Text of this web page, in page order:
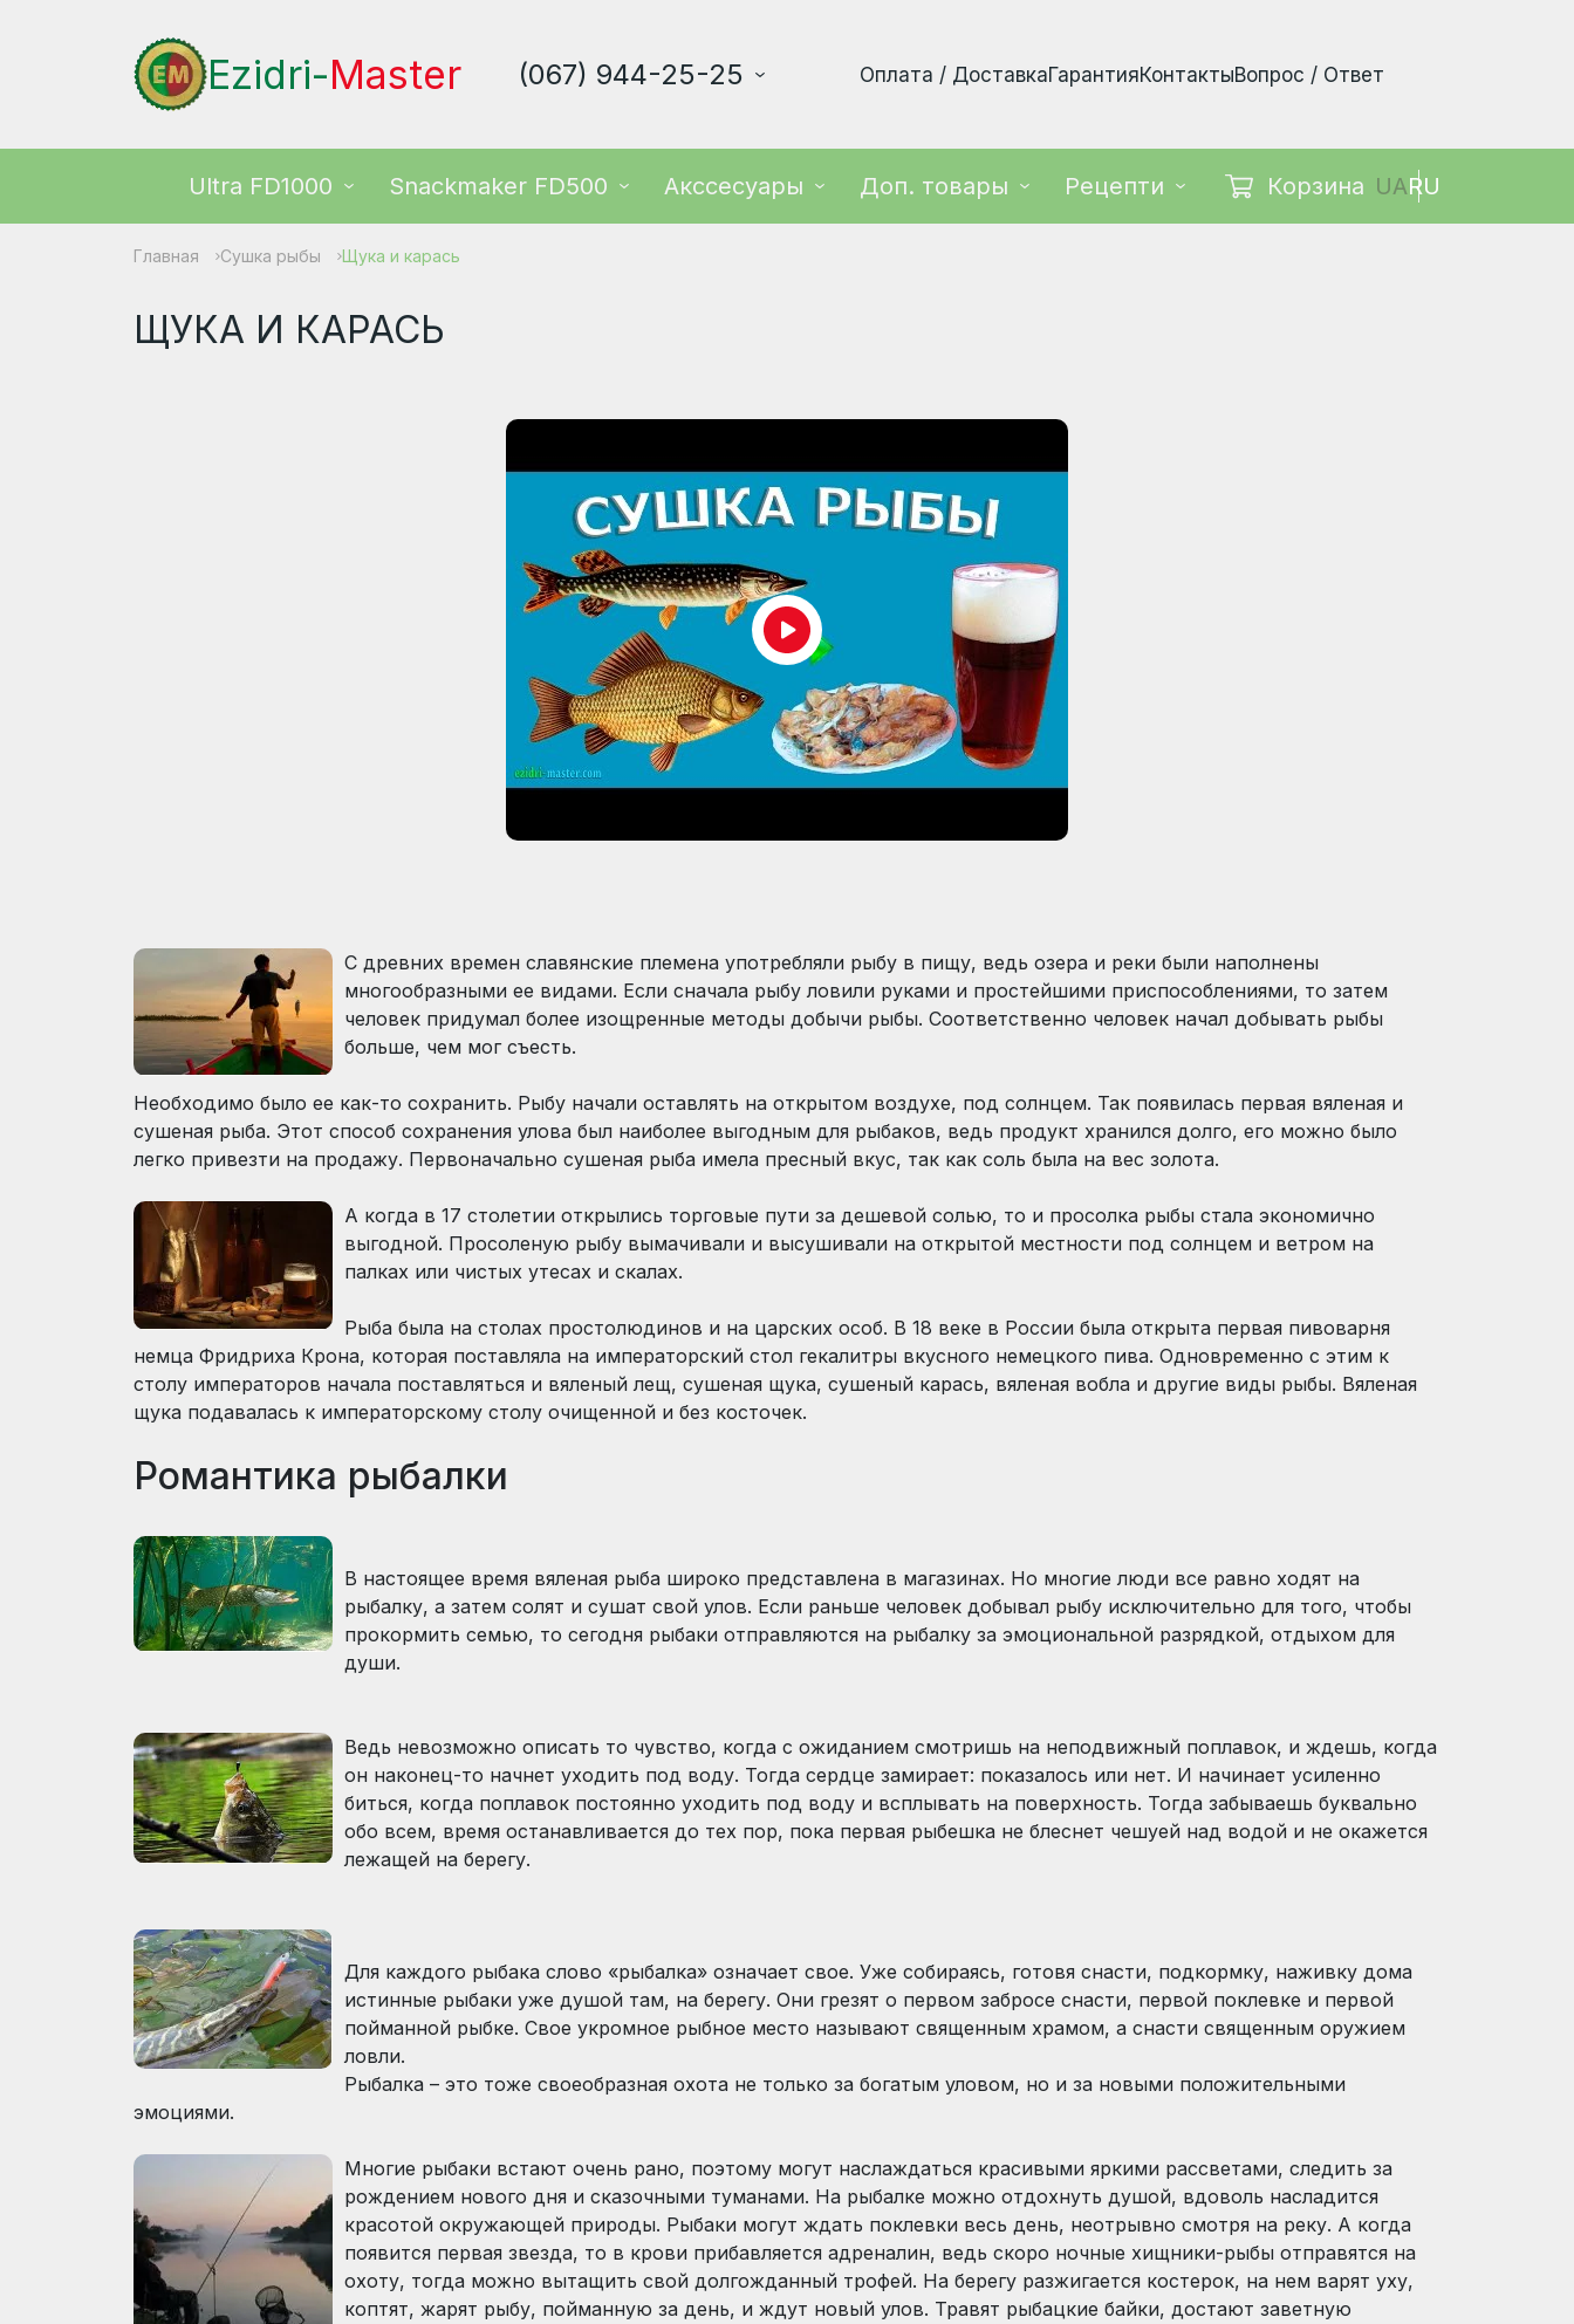
Ezidri-Master (067) 944-25-25 Оплата / ДоставкаГарантияКонтактыВопрос / Ответ
Ultra FD1000 Snackmaker FD500 Акссесуары Доп. товары Рецепти Корзина UARU
Главная Сушка рыбы Щука и карась
ЩУКА И КАРАСЬ
С древних времен славянские племена употребляли рыбу в пищу, ведь озера и реки были наполнены
многообразными ее видами. Если сначала рыбу ловили руками и простейшими приспособлениями, то затем
человек придумал более изощренные методы добычи рыбы. Соответственно человек начал добывать рыбы
больше, чем мог съесть.
Необходимо было ее как-то сохранить. Рыбу начали оставлять на открытом воздухе, под солнцем. Так появилась первая вяленая и
сушеная рыба. Этот способ сохранения улова был наиболее выгодным для рыбаков, ведь продукт хранился долго, его можно было
легко привезти на продажу. Первоначально сушеная рыба имела пресный вкус, так как соль была на вес золота.
А когда в 17 столетии открылись торговые пути за дешевой солью, то и просолка рыбы стала экономично
выгодной. Просоленую рыбу вымачивали и высушивали на открытой местности под солнцем и ветром на
палках или чистых утесах и скалах.
Рыба была на столах простолюдинов и на царских особ. В 18 веке в России была открыта первая пивоварня
немца Фридриха Крона, которая поставляла на императорский стол гекалитры вкусного немецкого пива. Одновременно с этим к
столу императоров начала поставляться и вяленый лещ, сушеная щука, сушеный карась, вяленая вобла и другие виды рыбы. Вяленая
щука подавалась к императорскому столу очищенной и без косточек.
Романтика рыбалки
В настоящее время вяленая рыба широко представлена в магазинах. Но многие люди все равно ходят на
рыбалку, а затем солят и сушат свой улов. Если раньше человек добывал рыбу исключительно для того, чтобы
прокормить семью, то сегодня рыбаки отправляются на рыбалку за эмоциональной разрядкой, отдыхом для
души.
Ведь невозможно описать то чувство, когда с ожиданием смотришь на неподвижный поплавок, и ждешь, когда
он наконец-то начнет уходить под воду. Тогда сердце замирает: показалось или нет. И начинает усиленно
биться, когда поплавок постоянно уходить под воду и всплывать на поверхность. Тогда забываешь буквально
обо всем, время останавливается до тех пор, пока первая рыбешка не блеснет чешуей над водой и не окажется
лежащей на берегу.
Для каждого рыбака слово «рыбалка» означает свое. Уже собираясь, готовя снасти, подкормку, наживку дома
истинные рыбаки уже душой там, на берегу. Они грезят о первом забросе снасти, первой поклевке и первой
пойманной рыбке. Свое укромное рыбное место называют священным храмом, а снасти священным оружием
ловли.
Рыбалка – это тоже своеобразная охота не только за богатым уловом, но и за новыми положительными
эмоциями.
Многие рыбаки встают очень рано, поэтому могут наслаждаться красивыми яркими рассветами, следить за
рождением нового дня и сказочными туманами. На рыбалке можно отдохнуть душой, вдоволь насладится
красотой окружающей природы. Рыбаки могут ждать поклевки весь день, неотрывно смотря на реку. А когда
появится первая звезда, то в крови прибавляется адреналин, ведь скоро ночные хищники-рыбы отправятся на
охоту, тогда можно вытащить свой долгожданный трофей. На берегу разжигается костерок, на нем варят уху,
коптят, жарят рыбу, пойманную за день, и ждут новый улов. Травят рыбацкие байки, достают заветную